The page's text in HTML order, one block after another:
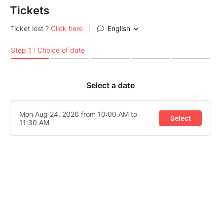
Tickets